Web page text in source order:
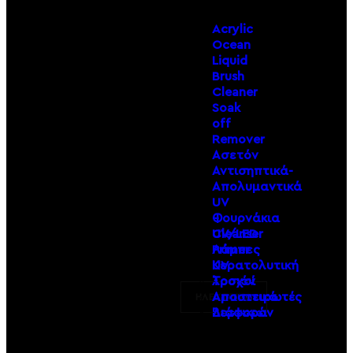
Acrylic
Ocean
Liquid
Brush
Cleaner
Soak
off
Remover
Ασετόν
Αντισηπτικά-
Απολυμαντικά
UV
–
Cleanser
Primer
Κερατολυτική
λοσιόν
Αραιωτικά
Βερνικιών
ΗΛΕΚΤΡΙΚΑ
Φουρνάκια
UV/LED
Λάμπες
UV
Τροχοί
Αποστειρωτές
Διάφορα